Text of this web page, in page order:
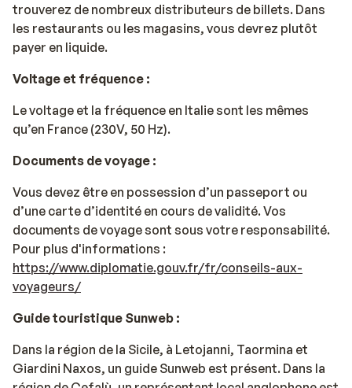
trouverez de nombreux distributeurs de billets. Dans
les restaurants ou les magasins, vous devrez plutôt
payer en liquide.
Voltage et fréquence :
Le voltage et la fréquence en Italie sont les mêmes
qu’en France (230V, 50 Hz).
Documents de voyage :
Vous devez être en possession d’un passeport ou
d’une carte d’identité en cours de validité. Vos
documents de voyage sont sous votre responsabilité.
Pour plus d'informations :
https://www.diplomatie.gouv.fr/fr/conseils-aux-
voyageurs/
Guide touristique Sunweb :
Dans la région de la Sicile, à Letojanni, Taormina et
Giardini Naxos, un guide Sunweb est présent. Dans la